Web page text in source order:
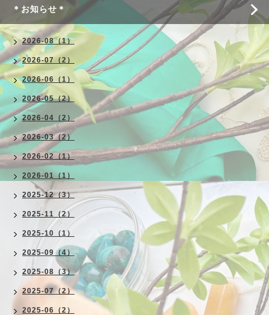
＊お知らせ＊
2026-08（1）
2026-07（2）
2026-06（1）
2026-05（2）
2026-04（2）
2026-03（2）
2026-02（1）
2026-01（1）
2025-12（3）
2025-11（2）
2025-10（1）
2025-09（4）
2025-08（3）
2025-07（2）
2025-06（2）